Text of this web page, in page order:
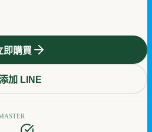
即購買
加 LINE